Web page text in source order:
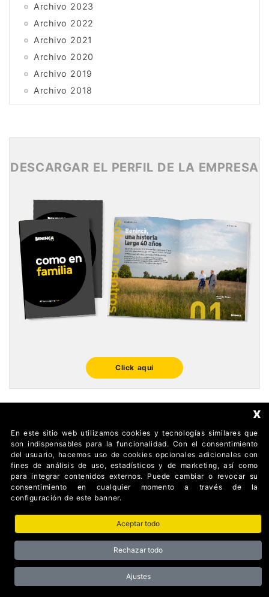
Archivo 2023
Archivo 2022
Archivo 2021
Archivo 2020
Archivo 2019
Archivo 2018
Archivo 2017
Archivo 2015
DESCARGAR EL PERFIL DE LA EMPRESA
Click aqui
FOLLOW US
AUTOMATISMI BENINCÀ SpA Via del Capitello 45 36066
Partita I.V.A 02054090242 Capitale Sociale € 1.000.000
e P.IVA (IT) 02054090242
Privacy Policy
x
En este sitio web utilizamos cookies y tecnologías similares que
son indispensables para la funcionalidad. Con el consentimiento
del usuario, hacemos uso de cookies opcionales adicionales con
fines de análisis de uso, estadísticos y de marketing, así como
para integrar contenidos externos. Puede cambiar o revocar su
consentimiento en cualquier momento a través de la
configuración de este banner.
Aceptar todo
Rechazar todo
Ajustes